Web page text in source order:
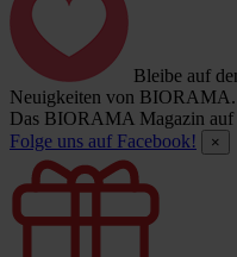
Bleibe auf
Neuigkeiten von BIORAMA.
Das BIORAMA Magazin auf
Folge uns auf Facebook!
×